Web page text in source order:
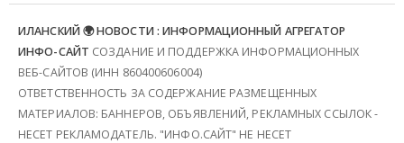
ИЛАНСКИЙ 🌍 НОВОСТИ : ИНФОРМАЦИОННЫЙ АГРЕГАТОР
ИНФО-САЙТ СОЗДАНИЕ И ПОДДЕРЖКА ИНФОРМАЦИОННЫХ
ВЕБ-САЙТОВ (ИНН 860400606004)
ОТВЕТСТВЕННОСТЬ ЗА СОДЕРЖАНИЕ РАЗМЕЩЕННЫХ
МАТЕРИАЛОВ: БАННЕРОВ, ОБЪЯВЛЕНИЙ, РЕКЛАМНЫХ ССЫЛОК -
НЕСЕТ РЕКЛАМОДАТЕЛЬ. "ИНФО.САЙТ" НЕ НЕСЕТ